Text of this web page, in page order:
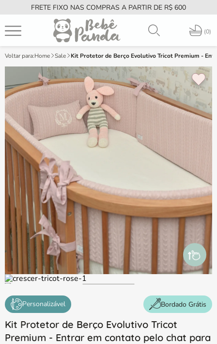
FRETE FIXO NAS COMPRAS A PARTIR DE R$ 600
0
Home Sale Kit Protetor de Berço Evolutivo Tricot Premium -
Personalizável Bordado Grátis
Kit Protetor de Berço Evolutivo Tricot
Premium - Entrar em contato pelo chat para
PT